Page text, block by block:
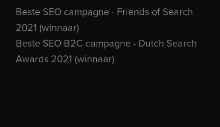
Beste SEO campagne - Friends of Search
2021 (winnaar)
Beste SEO B2C campagne - Dutch Search
Awards 2021 (winnaar)